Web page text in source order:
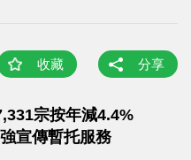
收藏 分享
宗按年減4.4%
宣傳暫托服務